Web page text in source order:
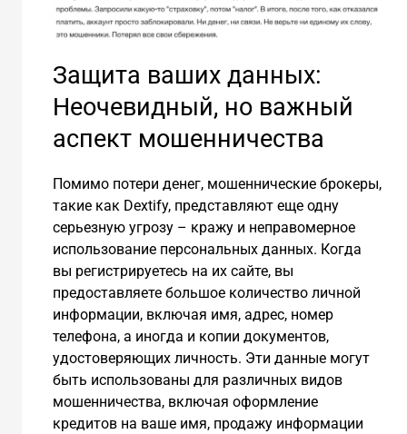
Защита ваших данных:
Неочевидный, но важный
аспект мошенничества
Помимо потери денег, мошеннические брокеры,
такие как Dextify, представляют еще одну
серьезную угрозу – кражу и неправомерное
использование персональных данных. Когда
вы регистрируетесь на их сайте, вы
предоставляете большое количество личной
информации, включая имя, адрес, номер
телефона, а иногда и копии документов,
удостоверяющих личность. Эти данные могут
быть использованы для различных видов
мошенничества, включая оформление
кредитов на ваше имя, продажу информации